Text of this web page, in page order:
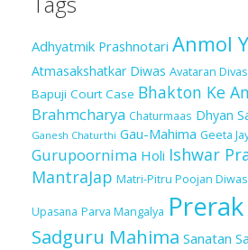
Adhyatmik Prashnotari Anmol
Atmasakshatkar Diwas Avataran Divas
Bapuji Court Case Bhakton Ke
Brahmcharya Chaturmaas Dhyan
Ganesh Chaturthi Gau-Mahima Geeta
Gurupoornima Holi Ishwar
MantraJap Matri-Pitru Poojan Diwas
Upasana Parva Mangalya
Sadguru Mahima Sanatan